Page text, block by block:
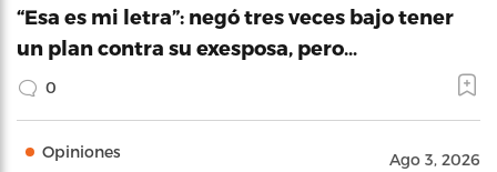
“Esa es mi letra”: negó tres veces bajo tener
un plan contra su exesposa, pero…
0
Opiniones Ago 3, 2026